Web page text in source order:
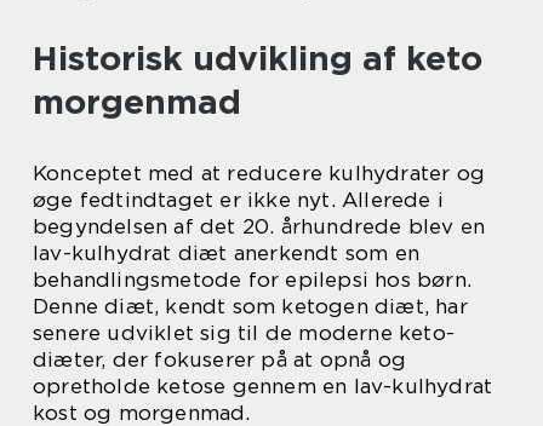
Historisk udvikling af keto
morgenmad
Konceptet med at reducere kulhydrater og
øge fedtindtaget er ikke nyt. Allerede i
begyndelsen af det 20. århundrede blev en
lav-kulhydrat diæt anerkendt som en
behandlingsmetode for epilepsi hos børn.
Denne diæt, kendt som ketogen diæt, har
senere udviklet sig til de moderne keto-
diæter, der fokuserer på at opnå og
opretholde ketose gennem en lav-kulhydrat
kost og morgenmad.